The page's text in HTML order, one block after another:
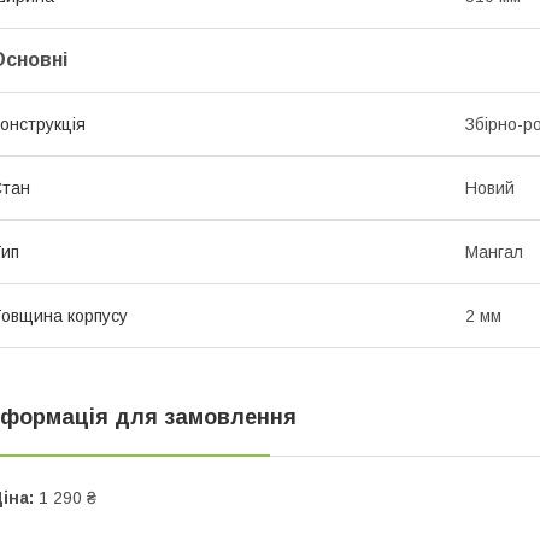
Збірно-
Новий
Мангал
корпусу 2 мм
для замовлення
1 290 ₴